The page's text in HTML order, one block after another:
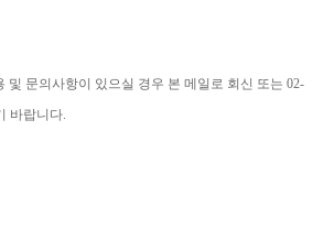
및 문의사항이 있으실 경우 본 메일로 회신 또는 02-
바랍니다.